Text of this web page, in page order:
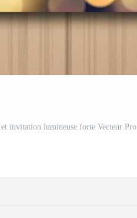
invitation lumineuse forte Vecteur Pro